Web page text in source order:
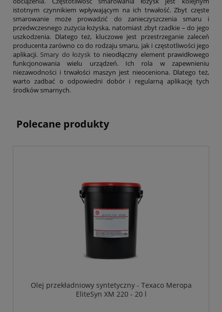
istotnym czynnikiem wpływającym na ich trwałość. Zbyt częste
smarowanie może prowadzić do zanieczyszczenia smaru i
przedwczesnego zużycia łożyska, natomiast zbyt rzadkie – do jego
uszkodzenia. Dlatego też, kluczowe jest przestrzeganie zaleceń
producenta zarówno co do rodzaju smaru, jak i częstotliwości jego
aplikacji. Smary do łożysk to nieodłączny element prawidłowego
funkcjonowania wielu urządzeń. Ich rola w zapewnieniu
niezawodności i trwałości maszyn jest nieoceniona. Dlatego też,
warto zadbać o odpowiedni dobór i regularną aplikację tych
środków smarnych.
Polecane produkty
Olej przekładniowy syntetyczny - Texaco Meropa
EliteSyn XM 220 - 20 l